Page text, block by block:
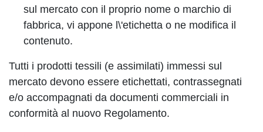
sul mercato con il proprio nome o marchio di
fabbrica, vi appone l\'etichetta o ne modifica il
contenuto.
Tutti i prodotti tessili (e assimilati) immessi sul
mercato devono essere etichettati, contrassegnati
e/o accompagnati da documenti commerciali in
conformità al nuovo Regolamento.